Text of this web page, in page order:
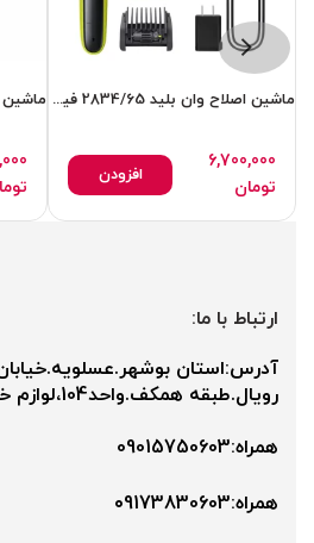
ماشین اصلاح وان بلید 2834/65 فیلیپس
6,700,000
تومان
افزودن
ارتباط با ما:
آدرس:استان
رویال.طبقه همکف.واحد104،لوازم خانگی مبین
همراه:09015750603
همراه:۰9173830603